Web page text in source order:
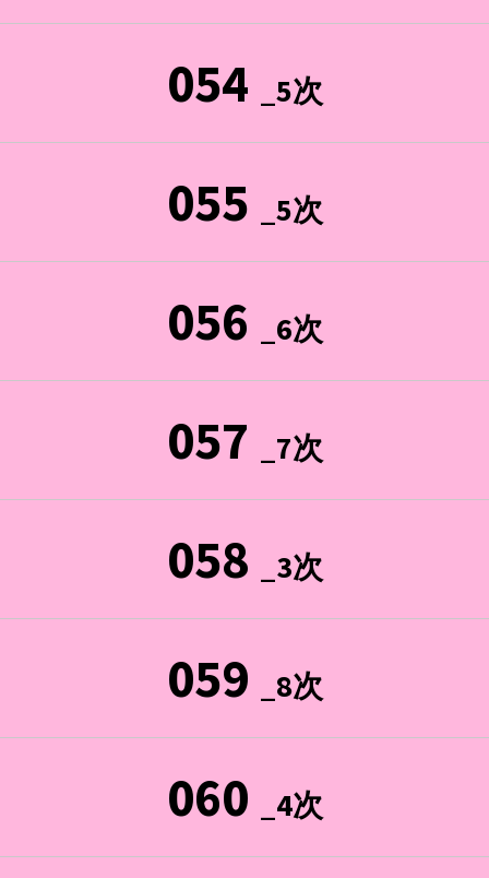
054 _5次
055 _5次
056 _6次
057 _7次
058 _3次
059 _8次
060 _4次